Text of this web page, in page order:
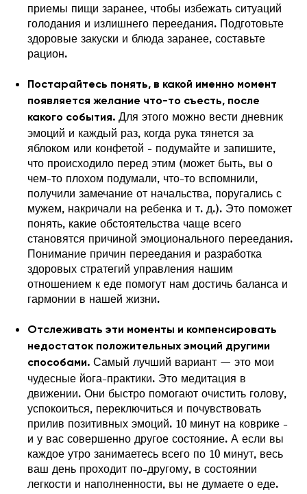
приемы пищи заранее, чтобы избежать ситуаций
голодания и излишнего переедания. Подготовьте
здоровые закуски и блюда заранее, составьте
рацион.
Постарайтесь понять, в какой именно момент
появляется желание что-то съесть, после
какого события. Для этого можно вести дневник
эмоций и каждый раз, когда рука тянется за
яблоком или конфетой - подумайте и запишите,
что происходило перед этим (может быть, вы о
чем-то плохом подумали, что-то вспомнили,
получили замечание от начальства, поругались с
мужем, накричали на ребенка и т. д.). Это поможет
понять, какие обстоятельства чаще всего
становятся причиной эмоционального переедания.
Понимание причин переедания и разработка
здоровых стратегий управления нашим
отношением к еде помогут нам достичь баланса и
гармонии в нашей жизни.
Отслеживать эти моменты и компенсировать
недостаток положительных эмоций другими
способами. Самый лучший вариант — это мои
чудесные йога-практики. Это медитация в
движении. Они быстро помогают очистить голову,
успокоиться, переключиться и почувствовать
прилив позитивных эмоций. 10 минут на коврике -
и у вас совершенно другое состояние. А если вы
каждое утро занимаетесь всего по 10 минут, весь
ваш день проходит по-другому, в состоянии
легкости и наполненности, вы не думаете о еде.